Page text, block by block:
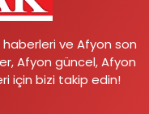
ve Afyon son
Afyon güncel, Afyon
için bizi takip edin!